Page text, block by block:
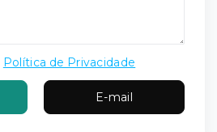
Política de Privacidade
E-mail